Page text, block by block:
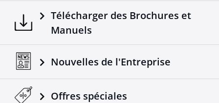
Télécharger des Brochures et
Manuels
Nouvelles de l'Entreprise
Offres spéciales